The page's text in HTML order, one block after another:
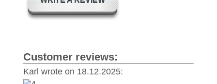
Customer reviews:
Karl wrote on 18.12.2025: